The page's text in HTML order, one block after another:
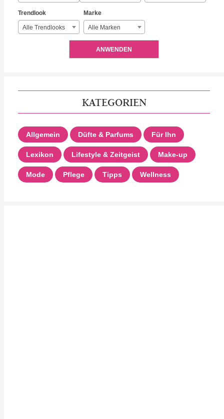
Trendlook
Alle Trendlooks
Marke
Alle Marken
ANWENDEN
KATEGORIEN
Allgemein Düfte & Parfums Für Ihn
Lexikon Lifestyle & Zeitgeist Make-up
Mode Pflege Tipps Wellness